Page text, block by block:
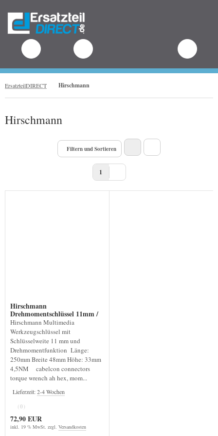
ErsatzteilDIRECT Hirschmann
Hirschmann
Filtern und Sortieren
1
Hirschmann
Drehmomentschlüssel 11mm /
MS45 4,5 NM
Hirschmann Multimedia
Werkzeugschlüssel mit
Schlüsselweite 11 mm und
Drehmomentfunktion Länge:
250mm Breite 48mm Höhe: 33mm
4,5NM cabelcon connectors
torque wrench ah hex, mom...
Lieferzeit:2-4 Wochen
(0)
72,90 EUR
inkl. 19 % MwSt. zzgl. Versandkosten